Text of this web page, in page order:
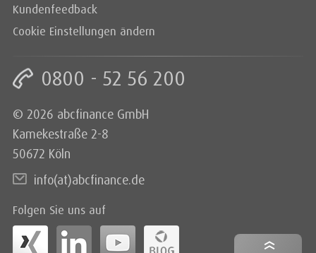
Kundenfeedback
Cookie Einstellungen ändern
0800 - 52 56 200
© 2026 abcfinance GmbH
Kamekestraße 2-8
50672 Köln
info(at)abcfinance.de
Folgen Sie uns auf